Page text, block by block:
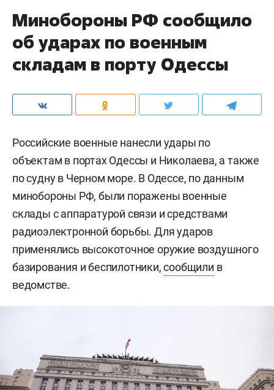
Минобороны РФ сообщило
об ударах по военным
складам в порту Одессы
Российские военные нанесли удары по
объектам в портах Одессы и Николаева, а также
по судну в Черном море. В Одессе, по данным
минобороны РФ, были поражены военные
склады с аппаратурой связи и средствами
радиоэлектронной борьбы. Для ударов
применялись высокоточное оружие воздушного
базирования и беспилотники,сообщили в
ведомстве.